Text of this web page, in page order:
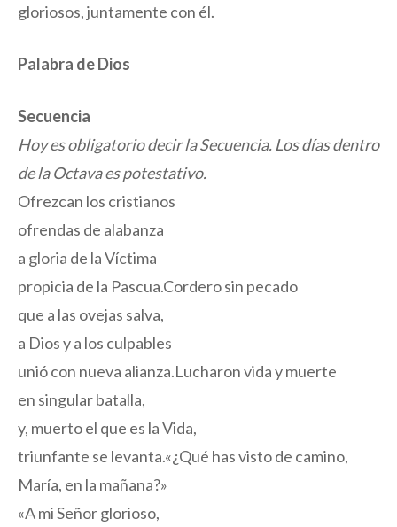
gloriosos, juntamente con él.
Palabra de Dios
Secuencia
Hoy es obligatorio decir la Secuencia. Los días dentro
de la Octava es potestativo.
Ofrezcan los cristianos
ofrendas de alabanza
a gloria de la Víctima
propicia de la Pascua.Cordero sin pecado
que a las ovejas salva,
a Dios y a los culpables
unió con nueva alianza.Lucharon vida y muerte
en singular batalla,
y, muerto el que es la Vida,
triunfante se levanta.«¿Qué has visto de camino,
María, en la mañana?»
«A mi Señor glorioso,